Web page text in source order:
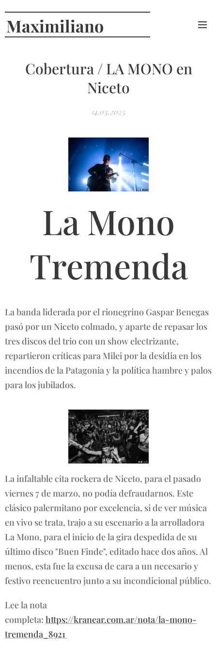
Maximiliano
Cobertura / LA MONO en
Niceto
14.03.2025
La Mono
Tremenda
La banda liderada por el rionegrino Gaspar Benegas
pasó por un Niceto colmado, y aparte de repasar los
tres discos del trio con un show electrizante,
repartieron críticas para Milei por la desidia en los
incendios de la Patagonia y la política hambre y palos
para los jubilados.
La infaltable cita rockera de Niceto, para el pasado
viernes 7 de marzo, no podía defraudarnos. Este
clásico palermitano por excelencia, si de ver música
en vivo se trata, trajo a su escenario a la arrolladora
La Mono, para el inicio de la gira despedida de su
último disco "Buen Finde", editado hace dos años. Al
menos, esta fue la excusa de cara a un necesario y
festivo reencuentro junto a su incondicional público.
Lee la nota
completa: https://kranear.com.ar/nota/la-mono-
tremenda_8921